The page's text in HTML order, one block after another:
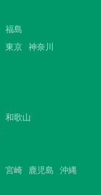
福島
東京 神奈川
和歌山
宮崎 鹿児島 沖縄